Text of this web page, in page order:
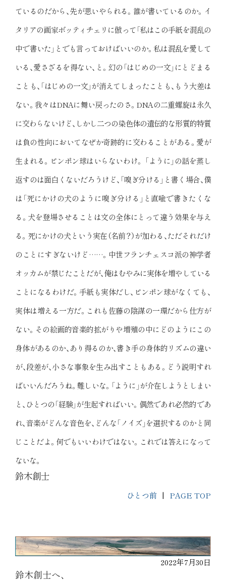
ているのだから、先が思いやられる。誰が書いているのか。イ
タリアの画家ボッティチェリに倣って「私はこの手紙を混乱の
中で書いた」とでも言っておけばいいのか。私は混乱を愛して
いる、愛さざるを得ない、と。幻の「はじめの一文」にとどまる
ことも、「はじめの一文」が消えてしまったことも、もう大差は
ない。我々はDNAに舞い戻ったのさ。DNAの二重螺旋は永久
に交わらないけど、しかし二つの染色体の遺伝的な形質的特質
は負の性向においてなぜか奇跡的に交わることがある。愛が
生まれる。ピンポン球はいらないわけ。 「ように」の話を蒸し
返すのは面白くないだろうけど、「嗅ぎ分ける」と書く場合、僕
は「死にかけの犬のように嗅ぎ分ける」と直喩で書きたくな
る。犬を登場させることは文の全体にとって違う効果を与え
る。死にかけの犬という実在（名前？）が加わる、ただそれだけ
のことにすぎないけど……。中世フランチェスコ派の神学者
オッカムが禁じたことだが、俺はむやみに実体を増やしている
ことになるわけだ。手紙も実体だし、ピンポン球がなくても、
実体は増える一方だ。これも佐藤の陰謀の一環だから仕方が
ない。その絵画的音楽的拡がりや増殖の中にどのようにこの
身体があるのか、あり得るのか、書き手の身体的リズムの違い
が、段差が、小さな事象を生み出すこともある。どう説明すれ
ばいいんだろうね。難しいな。「ように」が介在しようとしまい
と、ひとつの「経験」が生起すればいい。偶然であれ必然的であ
れ、音楽がどんな音色を、どんな「ノイズ」を選択するのかと同
じことだよ。何でもいいわけではない。これでは答えになって
ないな。
鈴木創士
ひとつ前 | PAGE TOP
2022年7月30日
鈴木創士へ、